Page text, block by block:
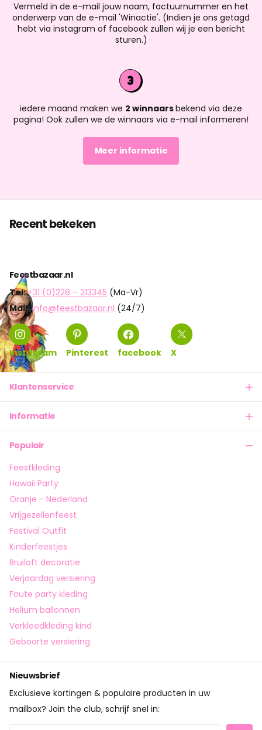
Vermeld in de e-mail jouw naam, factuurnummer en het
onderwerp van de e-mail 'Winactie'. (Indien je ons getagd
hebt via instagram of facebook zullen wij je een bericht
sturen.)
iedere maand maken we 2 winnaarsbekend via deze
pagina! Ook zullen we de winnaars via e-mail informeren!
Meer informatie
Recent bekeken
Feestbazaar.nl
Tel:+31 (0)228 – 213345 (Ma-Vr)
Mail: info@feestbazaar.nl (24/7)
Instagram Pinterest facebook X
Klantenservice
Informatie
Populair
Feestkleding
Hawaii Party
Oranje - Nederland
Vrijgezellenfeest
Festival Outfit
Kinderfeestjes
Bruiloft decoratie
Verjaardag versiering
Foute party kleding
Helium ballonnen
Verkleedkleding kind
Geboorte versiering
Nieuwsbrief
Exclusieve kortingen & populaire producten in uw
mailbox? Join the club, schrijf snel in: